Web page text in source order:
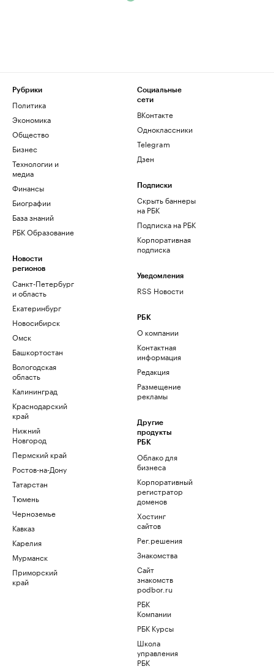
Рубрики
Политика
Экономика
Общество
Бизнес
Технологии и
медиа
Финансы
Биографии
База знаний
РБК Образование
Новости
регионов
Санкт-Петербург
и область
Екатеринбург
Новосибирск
Омск
Башкортостан
Вологодская
область
Калининград
Краснодарский
край
Нижний
Новгород
Пермский край
Ростов-на-Дону
Татарстан
Тюмень
Черноземье
Кавказ
Карелия
Мурманск
Приморский
край
Социальные
сети
ВКонтакте
Одноклассники
Telegram
Дзен
Подписки
Скрыть баннеры
на РБК
Подписка на РБК
Корпоративная
подписка
Уведомления
RSS Новости
РБК
О компании
Контактная
информация
Редакция
Размещение
рекламы
Другие
продукты
РБК
Облако для
бизнеса
Корпоративный
регистратор
доменов
Хостинг
сайтов
Рег.решения
Знакомства
Сайт
знакомств
podbor.ru
РБК
Компании
РБК Курсы
Школа
управления
РБК